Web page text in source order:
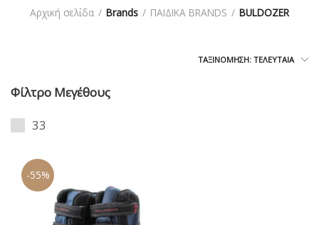
Αρχική σελίδα / Brands / ΠΑΙΔΙΚΑ BRANDS / BULDOZER
ΤΑΞΙΝΌΜΗΣΗ: ΤΕΛΕΥΤΑΊΑ
Φίλτρο Μεγέθους
33
-55%